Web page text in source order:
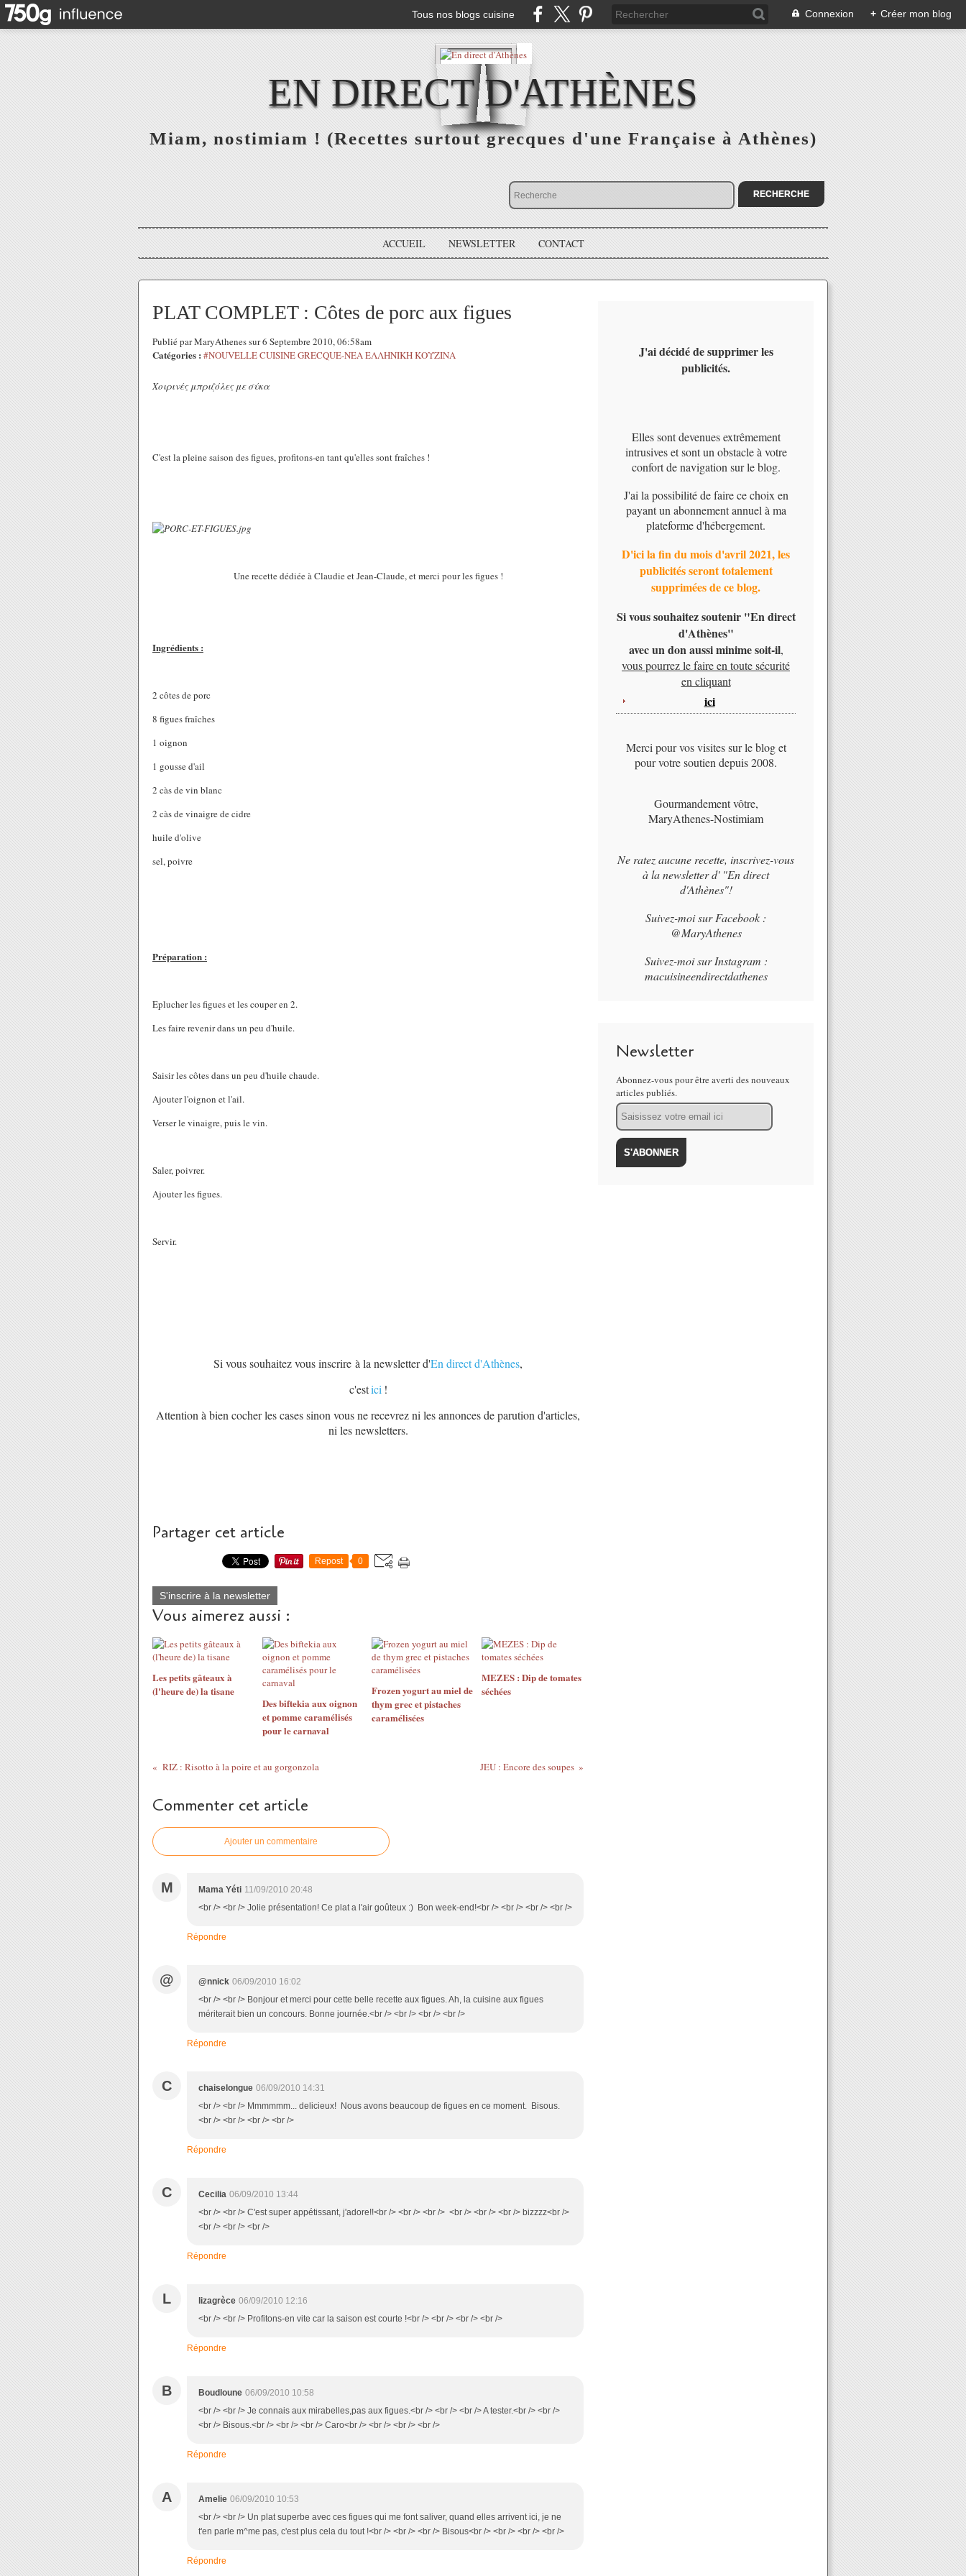
Tous nos blogs cuisine Connexion + Créer mon blog
EN DIRECT D'ATHÈNES
Miam, nostimiam ! (Recettes surtout grecques d'une Française à Athènes)
ACCUEIL NEWSLETTER CONTACT
PLAT COMPLET : Côtes de porc aux figues
Publié par MaryAthenes sur 6 Septembre 2010, 06:58am
Catégories : #NOUVELLE CUISINE GRECQUE-ΝΕΑ ΕΛΛΗΝΙΚΗ ΚΟΥΖΙΝΑ
Χοιρινές μπριζόλες με σύκα
C'est la pleine saison des figues, profitons-en tant qu'elles sont fraîches !
Une recette dédiée à Claudie et Jean-Claude, et merci pour les figues !
Ingrédients :
2 côtes de porc
8 figues fraîches
1 oignon
1 gousse d'ail
2 càs de vin blanc
2 càs de vinaigre de cidre
huile d'olive
sel, poivre
Préparation :
Eplucher les figues et les couper en 2.
Les faire revenir dans un peu d'huile.
Saisir les côtes dans un peu d'huile chaude.
Ajouter l'oignon et l'ail.
Verser le vinaigre, puis le vin.
Saler, poivrer.
Ajouter les figues.
Servir.
Si vous souhaitez vous inscrire à la newsletter d'En direct d'Athènes,
c'estici !
Attention à bien cocher les cases sinon vous ne recevrez ni les annonces de parution d'articles,
ni les newsletters.
Partager cet article
Repost 0
S'inscrire à la newsletter
Vous aimerez aussi :
Les petits gâteaux à
(l'heure de) la tisane
Des biftekia aux oignon
et pomme caramélisés
pour le carnaval
Frozen yogurt au miel de
thym grec et pistaches
caramélisées
MEZES : Dip de tomates
séchées
RIZ : Risotto à la poire et au gorgonzola JEU : Encore des soupes
Commenter cet article
Ajouter un commentaire
M Mama Yéti 11/09/2010 20:48
<br /> <br /> Jolie présentation! Ce plat a l'air goûteux :) Bon week-end!<br /> <br /> <br /> <br />
Répondre
@ @nnick 06/09/2010 16:02
<br /> <br /> Bonjour et merci pour cette belle recette aux figues. Ah, la cuisine aux figues
mériterait bien un concours. Bonne journée.<br /> <br /> <br /> <br />
Répondre
C chaiselongue 06/09/2010 14:31
<br /> <br /> Mmmmmm... delicieux! Nous avons beaucoup de figues en ce moment. Bisous.
<br /> <br /> <br /> <br />
Répondre
C Cecilia 06/09/2010 13:44
<br /> <br /> C'est super appétissant, j'adore!!<br /> <br /> <br /> <br /> <br /> <br /> bizzzz<br />
<br /> <br /> <br />
Répondre
L lizagrèce 06/09/2010 12:16
<br /> <br /> Profitons-en vite car la saison est courte !<br /> <br /> <br /> <br />
Répondre
B Boudloune 06/09/2010 10:58
<br /> <br /> Je connais aux mirabelles,pas aux figues.<br /> <br /> <br /> A tester.<br /> <br />
<br /> Bisous.<br /> <br /> <br /> Caro<br /> <br /> <br /> <br />
Répondre
A Amelie 06/09/2010 10:53
<br /> <br /> Un plat superbe avec ces figues qui me font saliver, quand elles arrivent ici, je ne
t'en parle m^me pas, c'est plus cela du tout !<br /> <br /> <br /> Bisous<br /> <br /> <br /> <br />
Répondre
J'ai décidé de supprimer les
publicités.
Elles sont devenues extrêmement
intrusives et sont un obstacle à votre
confort de navigation sur le blog.
J'ai la possibilité de faire ce choix en
payant un abonnement annuel à ma
plateforme d'hébergement.
D'ici la fin du mois d'avril 2021, les
publicités seront totalement
supprimées de ce blog.
Si vous souhaitez soutenir "En direct
d'Athènes"
avec un don aussi minime soit-il,
vous pourrez le faire en toute sécurité
en cliquant
ici
Merci pour vos visites sur le blog et
pour votre soutien depuis 2008.
Gourmandement vôtre,
MaryAthenes-Nostimiam
Ne ratez aucune recette, inscrivez-vous
à la newsletter d' "En direct
d'Athènes"!
Suivez-moi sur Facebook :
@MaryAthenes
Suivez-moi sur Instagram :
macuisineendirectdathenes
Newsletter
Abonnez-vous pour être averti des nouveaux
articles publiés.
Email